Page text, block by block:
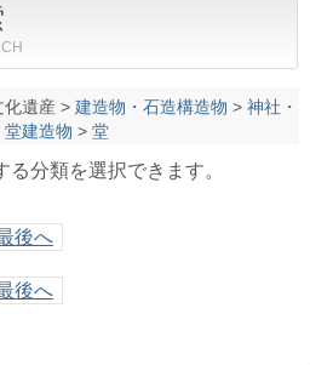
化遺産> 建造物・石造構造物 > 神社・
堂建造物 > 堂
分類を選択できます。
後へ
後へ